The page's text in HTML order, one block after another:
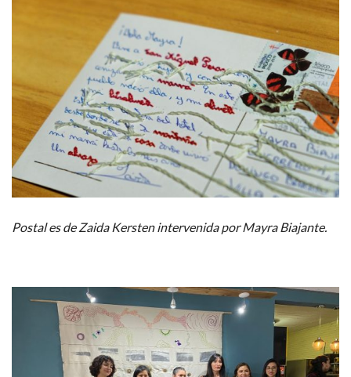
Postal es de Zaida Kersten intervenida por Mayra Biajante.